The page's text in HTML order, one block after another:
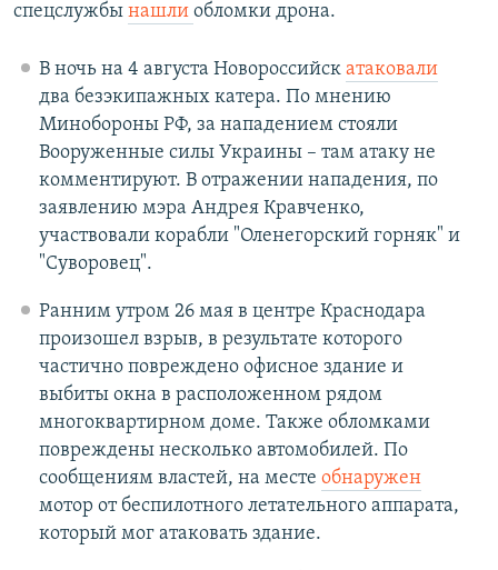
спецслужбы нашли обломки дрона.
В ночь на 4 августа Новороссийск атаковали
два безэкипажных катера. По мнению
Минобороны РФ, за нападением стояли
Вооруженные силы Украины – там атаку не
комментируют. В отражении нападения, по
заявлению мэра Андрея Кравченко,
участвовали корабли "Оленегорский горняк" и
"Суворовец".
Ранним утром 26 мая в центре Краснодара
произошел взрыв, в результате которого
частично повреждено офисное здание и
выбиты окна в расположенном рядом
многоквартирном доме. Также обломками
повреждены несколько автомобилей. По
сообщениям властей, на месте обнаружен
мотор от беспилотного летательного аппарата,
который мог атаковать здание.